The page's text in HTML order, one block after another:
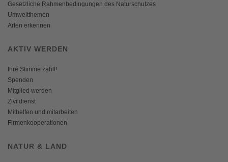
Gesetzliche Rahmenbedingungen des Naturschutzes
Umweltthemen
Arten erkennen
AKTIV WERDEN
Ihre Stimme zählt!
Spenden
Mitglied werden
Zivildienst
Mithelfen und mitarbeiten
Firmenkooperationen
NATUR & LAND